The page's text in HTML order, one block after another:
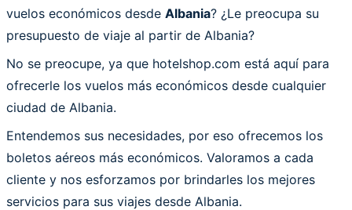
vuelos económicos desde Albania? ¿Le preocupa su
presupuesto de viaje al partir de Albania?
No se preocupe, ya que hotelshop.com está aquí para
ofrecerle los vuelos más económicos desde cualquier
ciudad de Albania.
Entendemos sus necesidades, por eso ofrecemos los
boletos aéreos más económicos. Valoramos a cada
cliente y nos esforzamos por brindarles los mejores
servicios para sus viajes desde Albania.